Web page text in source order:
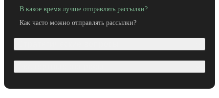
В какое время лучше отправлять рассылки?
Как часто можно отправлять рассылки?